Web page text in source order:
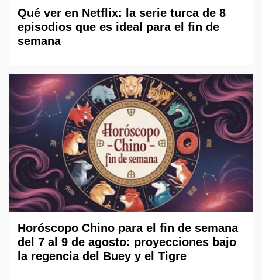
Qué ver en Netflix: la serie turca de 8
episodios que es ideal para el fin de
semana
Horóscopo Chino para el fin de semana
del 7 al 9 de agosto: proyecciones bajo
la regencia del Buey y el Tigre